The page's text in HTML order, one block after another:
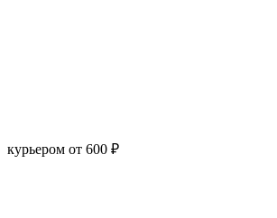
курьером от 600 ₽